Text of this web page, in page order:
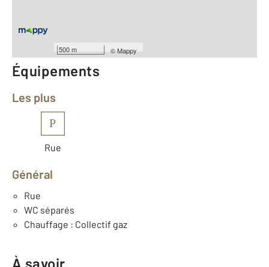
500 m ©Mappy
Année construction : 1970
Équipements
Les plus
P
Rue
Général
Rue
WC séparés
Chauffage : Collectif gaz
À savoir